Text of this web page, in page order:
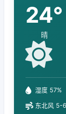
24°
晴
湿度 57%
东北风 5-